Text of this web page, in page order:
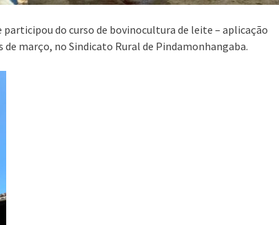
do curso de bovinocultura de leite – aplicação
março, no Sindicato Rural de Pindamonhangaba.